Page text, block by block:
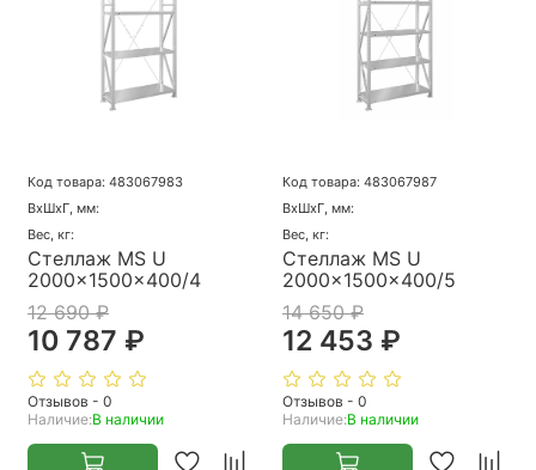
Код товара: 483067983
ВхШхГ, мм:
Вес, кг:
Стеллаж MS U
2000x1500x400/4
12 690 ₽
10 787 ₽
Отзывов - 0
Наличие:В наличии
Код товара: 483067987
ВхШхГ, мм:
Вес, кг:
Стеллаж MS U
2000x1500x400/5
14 650 ₽
12 453 ₽
Отзывов - 0
Наличие:В наличии